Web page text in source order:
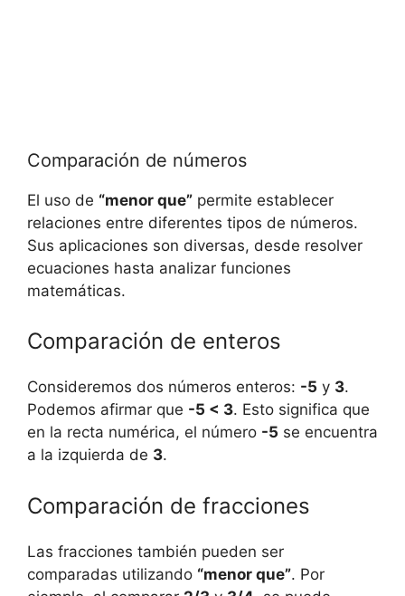
Comparación de números
El uso de “menor que” permite establecer
relaciones entre diferentes tipos de números.
Sus aplicaciones son diversas, desde resolver
ecuaciones hasta analizar funciones
matemáticas.
Comparación de enteros
Consideremos dos números enteros: -5 y 3.
Podemos afirmar que -5 < 3. Esto significa que
en la recta numérica, el número -5 se encuentra
a la izquierda de 3.
Comparación de fracciones
Las fracciones también pueden ser
comparadas utilizando “menor que”. Por